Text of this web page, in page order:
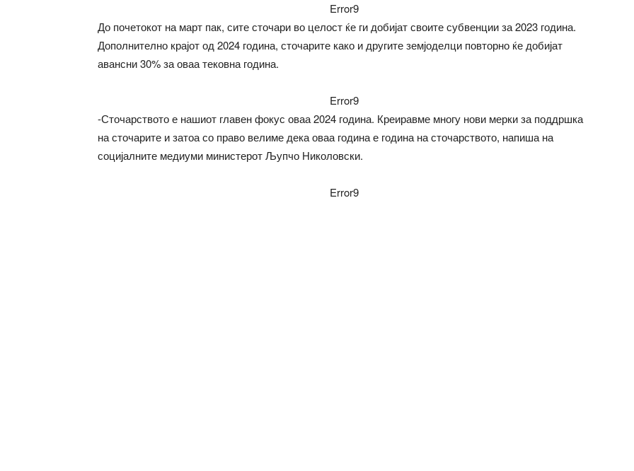
Error9
До почетокот на март пак, сите сточари во целост ќе ги добијат своите субвенции за 2023 година.
Дополнително крајот од 2024 година, сточарите како и другите земјоделци повторно ќе добијат
авансни 30% за оваа тековна година.
Error9
-Сточарството е нашиот главен фокус оваа 2024 година. Креиравме многу нови мерки за поддршка
на сточарите и затоа со право велиме дека оваа година е година на сточарството, напиша на
социјалните медиуми министерот Љупчо Николовски.
Error9